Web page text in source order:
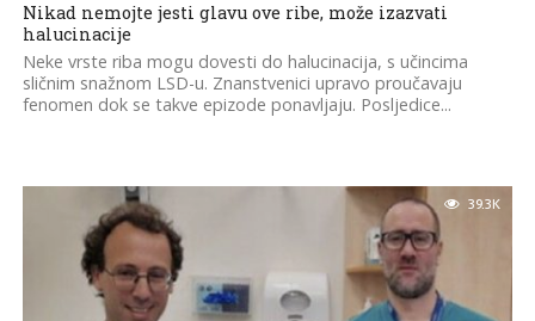
Nikad nemojte jesti glavu ove ribe, može izazvati
halucinacije
Neke vrste riba mogu dovesti do halucinacija, s učincima
sličnim snažnom LSD-u. Znanstvenici upravo proučavaju
fenomen dok se takve epizode ponavljaju. Posljedice...
39.3K